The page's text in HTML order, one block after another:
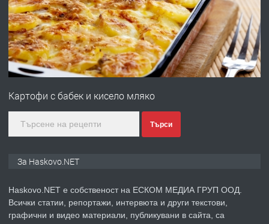
преди 2 дни
ПРЕДЛАГА
№4120 Магазин/Офис под наем в кв.
градската градина!
преди 3 дни
Картофи с бабек и кисело мляко
Търси
За Haskovo.NET
Haskovo.NET е собственост на ЕСКОМ МЕДИА ГРУП ООД.
Всички статии, репортажи, интервюта и други текстови,
графични и видео материали, публикувани в сайта, са